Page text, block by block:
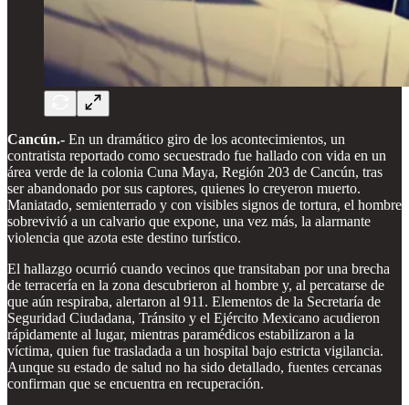
Cancún.- En un dramático giro de los acontecimientos, un
contratista reportado como secuestrado fue hallado con vida en un
área verde de la colonia Cuna Maya, Región 203 de Cancún, tras
ser abandonado por sus captores, quienes lo creyeron muerto.
Maniatado, semienterrado y con visibles signos de tortura, el hombre
sobrevivió a un calvario que expone, una vez más, la alarmante
violencia que azota este destino turístico.
El hallazgo ocurrió cuando vecinos que transitaban por una brecha
de terracería en la zona descubrieron al hombre y, al percatarse de
que aún respiraba, alertaron al 911. Elementos de la Secretaría de
Seguridad Ciudadana, Tránsito y el Ejército Mexicano acudieron
rápidamente al lugar, mientras paramédicos estabilizaron a la
víctima, quien fue trasladada a un hospital bajo estricta vigilancia.
Aunque su estado de salud no ha sido detallado, fuentes cercanas
confirman que se encuentra en recuperación.